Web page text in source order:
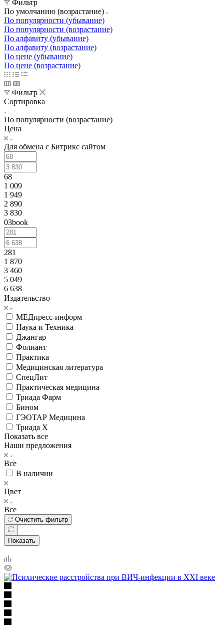
Фильтр
По умолчанию (возрастание)
По популярности (убывание)
По популярности (возрастание)
По алфавиту (убывание)
По алфавиту (возрастание)
По цене (убывание)
По цене (возрастание)
Фильтр
Сортировка
По популярности (возрастание)
Цена
Для обмена с Битрикс сайтом
68
1 009
1 949
2 890
3 830
03book
281
1 870
3 460
5 049
6 638
Издательство
МЕДпресс-информ
Наука и Техника
Джангар
Фолиант
Практика
Медицинская литература
СпецЛит
Практическая медицина
Триада Фарм
Бином
ГЭОТАР Медицина
Триада Х
Показать все
Наши предложения
Все
В наличии
Цвет
Все
Очистить фильтр
Показать